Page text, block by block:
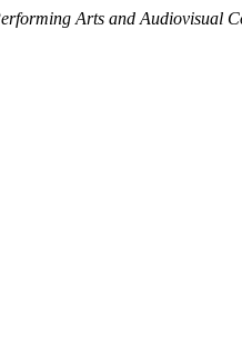
Arts and Audiovisual